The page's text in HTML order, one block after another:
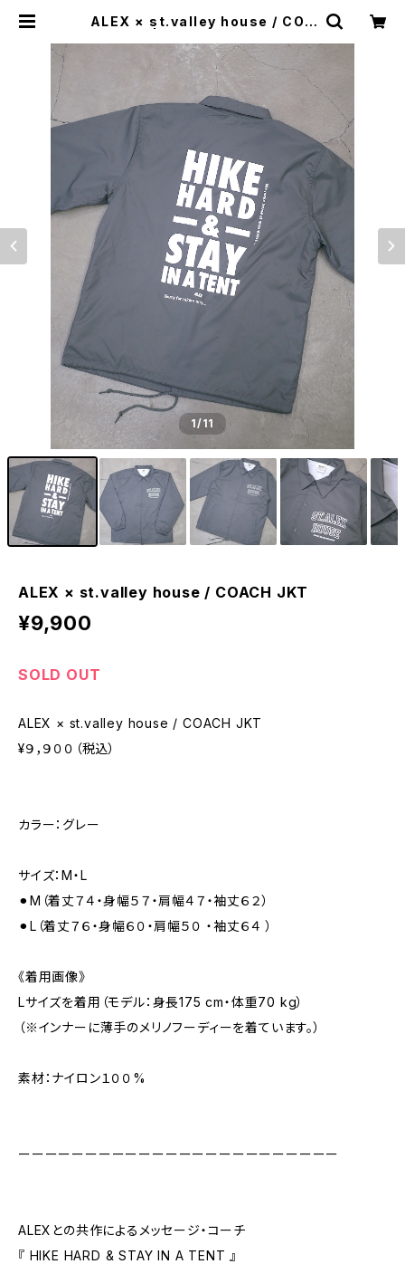
ALEX × st.valley house / COA
ントバレーハウス
1/11
ALEX × st.valley house / COACH JKT
¥9,900
SOLD OUT
ALEX × st.valley house / COACH JKT
¥９，９００（税込）
カラー：グレー
サイズ：M・L
⚫︎M（着丈７４・身幅５７・肩幅４７・袖丈６２）
⚫︎L（着丈７６・身幅６０・肩幅５０ ・袖丈６４ ）
《着用画像》
Lサイズを着用（モデル：身長175 cm・体重70 kg）
（※インナーに薄手のメリノフーディーを着ています。）
素材：ナイロン１００%
ーーーーーーーーーーーーーーーーーーーーーーーー
ALEXとの共作によるメッセージ・コーチ
『 HIKE HARD & STAY IN A TENT 』